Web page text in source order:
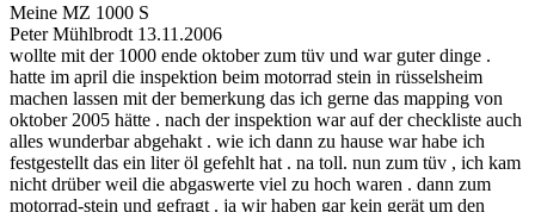
Meine MZ 1000 S
Peter Mühlbrodt 13.11.2006
wollte mit der 1000 ende oktober zum tüv und war guter dinge .
hatte im april die inspektion beim motorrad stein in rüsselsheim
machen lassen mit der bemerkung das ich gerne das mapping von
oktober 2005 hätte . nach der inspektion war auf der checkliste auch
alles wunderbar abgehakt . wie ich dann zu hause war habe ich
festgestellt das ein liter öl gefehlt hat . na toll. nun zum tüv , ich kam
nicht drüber weil die abgaswerte viel zu hoch waren . dann zum
motorrad-stein und gefragt . ja wir haben gar kein gerät um den